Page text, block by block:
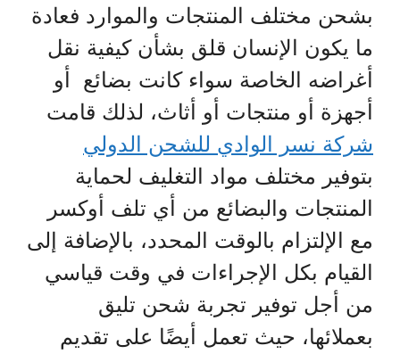
بشحن مختلف المنتجات والموارد فعادة
ما يكون الإنسان قلق بشأن كيفية نقل
أغراضه الخاصة سواء كانت بضائع أو
أجهزة أو منتجات أو أثاث، لذلك قامت
شركة نسر الوادي للشحن الدولي
بتوفير مختلف مواد التغليف لحماية
المنتجات والبضائع من أي تلف أوكسر
مع الإلتزام بالوقت المحدد، بالإضافة إلى
القيام بكل الإجراءات في وقت قياسي
من أجل توفير تجربة شحن تليق
بعملائها، حيث تعمل أيضًا على تقديم